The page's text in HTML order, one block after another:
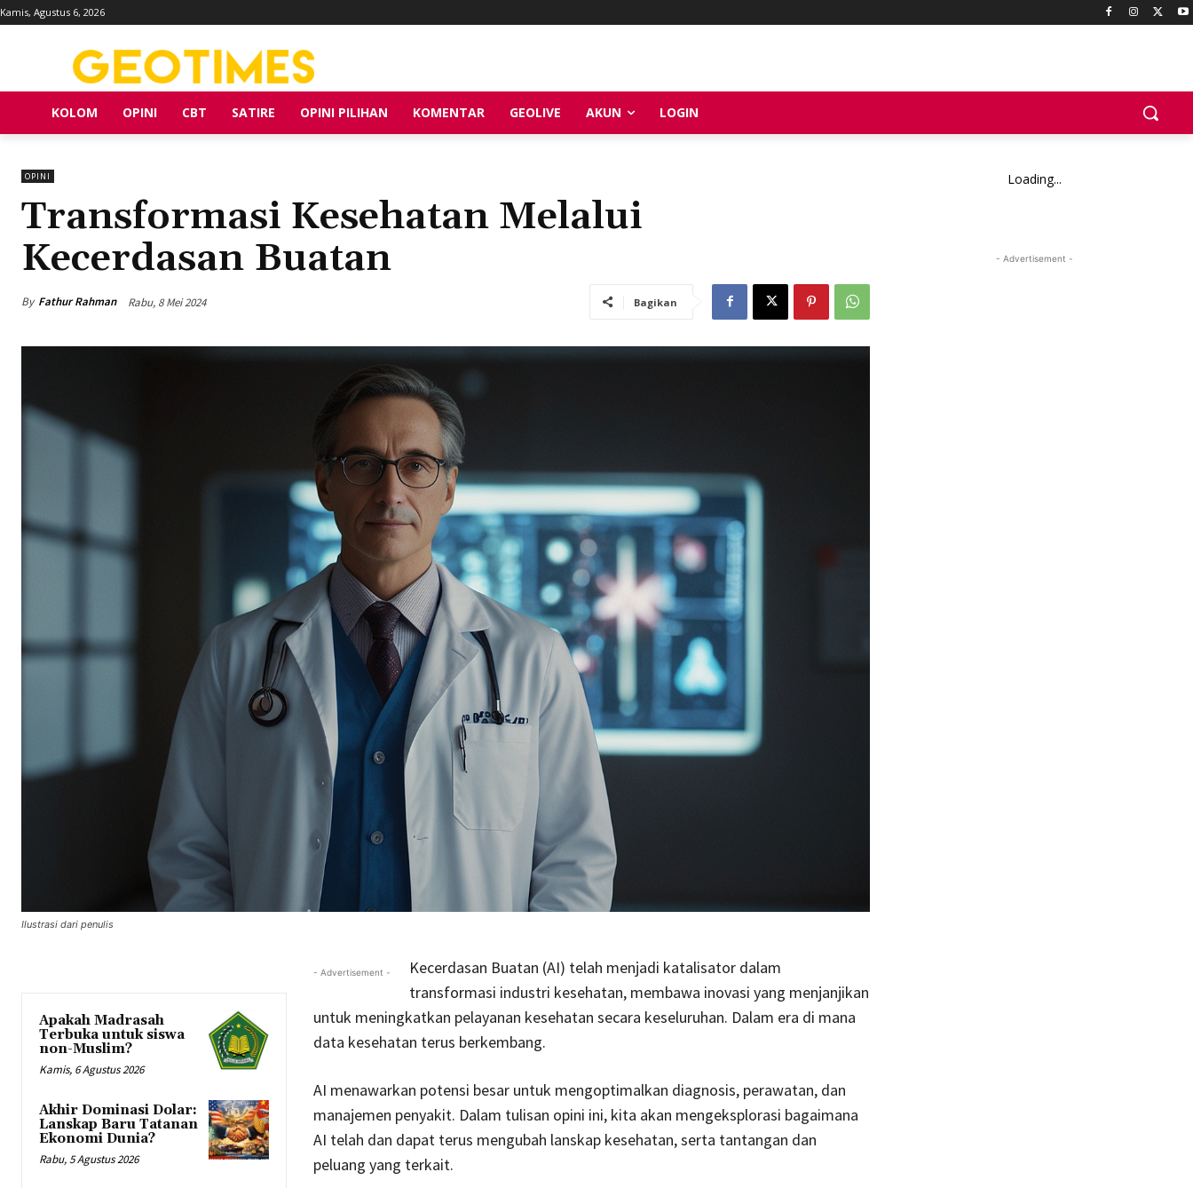
Kamis, Agustus 6, 2026
KOLOM OPINI CBT SATIRE OPINI PILIHAN KOMENTAR GEOLIVE AKUN LOGIN
OPINI
Transformasi Kesehatan Melalui
Kecerdasan Buatan
By Fathur Rahman Rabu, 8 Mei 2024 Bagikan
Ilustrasi dari penulis
Apakah Madrasah
Terbuka untuk siswa
non-Muslim?
Kamis, 6 Agustus 2026
Akhir Dominasi Dolar:
Lanskap Baru Tatanan
Ekonomi Dunia?
Rabu, 5 Agustus 2026
- Advertisement -
Kecerdasan Buatan (AI) telah menjadi katalisator dalam
transformasi industri kesehatan, membawa inovasi yang menjanjikan
untuk meningkatkan pelayanan kesehatan secara keseluruhan. Dalam era di mana
data kesehatan terus berkembang.
AI menawarkan potensi besar untuk mengoptimalkan diagnosis, perawatan, dan
manajemen penyakit. Dalam tulisan opini ini, kita akan mengeksplorasi bagaimana
AI telah dan dapat terus mengubah lanskap kesehatan, serta tantangan dan
peluang yang terkait.
Loading...
- Advertisement -